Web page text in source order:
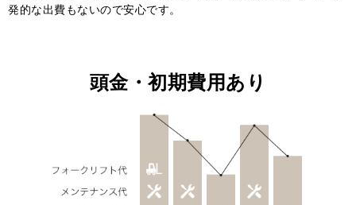
発的な出費もないので安心です。
頭金・初期費用あり